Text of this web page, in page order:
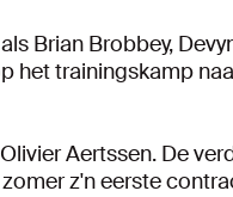
Brian Brobbey,
het trainingskamp
Aertssen. De
z'n eerste